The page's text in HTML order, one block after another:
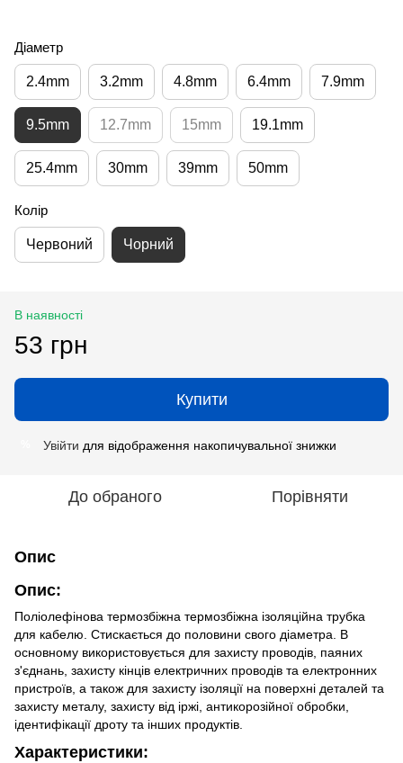
Діаметр
2.4mm 3.2mm 4.8mm 6.4mm 7.9mm
9.5mm 12.7mm 15mm 19.1mm
25.4mm 30mm 39mm 50mm
Колір
Червоний Чорний
В наявності
53 грн
Купити
Увійти для відображення накопичувальної знижки
До обраного Порівняти
Опис
Опис:
Поліолефінова термозбіжна термозбіжна ізоляційна трубка
для кабелю. Стискається до половини свого діаметра. В
основному використовується для захисту проводів, паяних
з'єднань, захисту кінців електричних проводів та електронних
пристроїв, а також для захисту ізоляції на поверхні деталей та
захисту металу, захисту від іржі, антикорозійної обробки,
ідентифікації дроту та інших продуктів.
Характеристики: